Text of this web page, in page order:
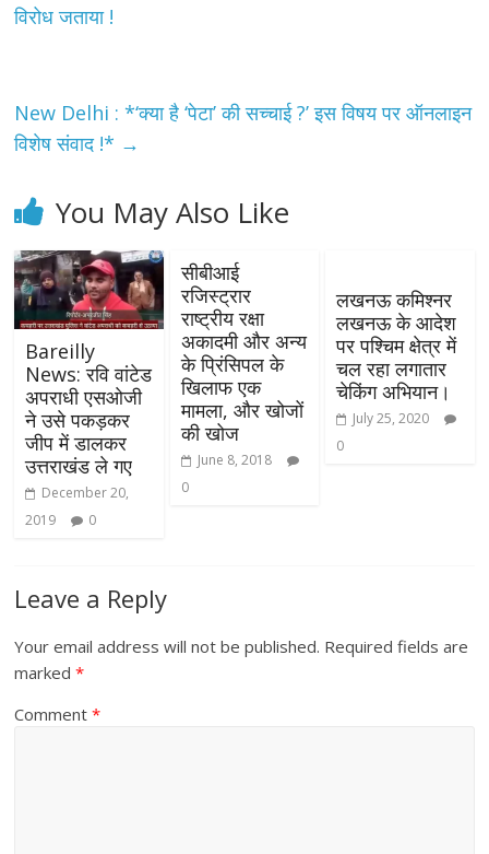
विरोध जताया !
New Delhi : *‘क्या है ‘पेटा’ की सच्चाई ?’ इस विषय पर ऑनलाइन
विशेष संवाद !* →
You May Also Like
Bareilly
News: रवि वांटेड
अपराधी एसओजी
ने उसे पकड़कर
जीप में डालकर
उत्तराखंड ले गए
December 20,
2019
0
सीबीआई
रजिस्ट्रार
राष्ट्रीय रक्षा
अकादमी और अन्य
के प्रिंसिपल के
खिलाफ एक
मामला, और खोजों
की खोज
June 8, 2018
0
लखनऊ कमिश्नर
लखनऊ के आदेश
पर पश्चिम क्षेत्र में
चल रहा लगातार
चेकिंग अभियान।
July 25, 2020
0
Leave a Reply
Your email address will not be published. Required fields are
marked*
Comment*